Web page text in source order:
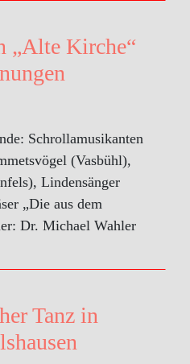
„Alte Kirche“
Schrollamusikanten
(Vasbühl),
Lindensänger
„Die aus dem
Dr. Michael Wahler
Tanz in